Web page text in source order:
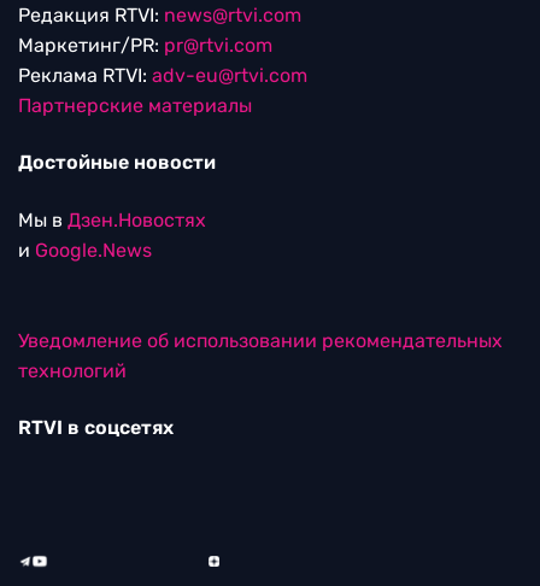
Редакция RTVI: news@rtvi.com
Маркетинг/PR: pr@rtvi.com
Реклама RTVI: adv-eu@rtvi.com
Партнерские материалы
Достойные новости
Мы в Дзен.Новостях
и Google.News
Уведомление об использовании рекомендательных
технологий
RTVI в соцсетях